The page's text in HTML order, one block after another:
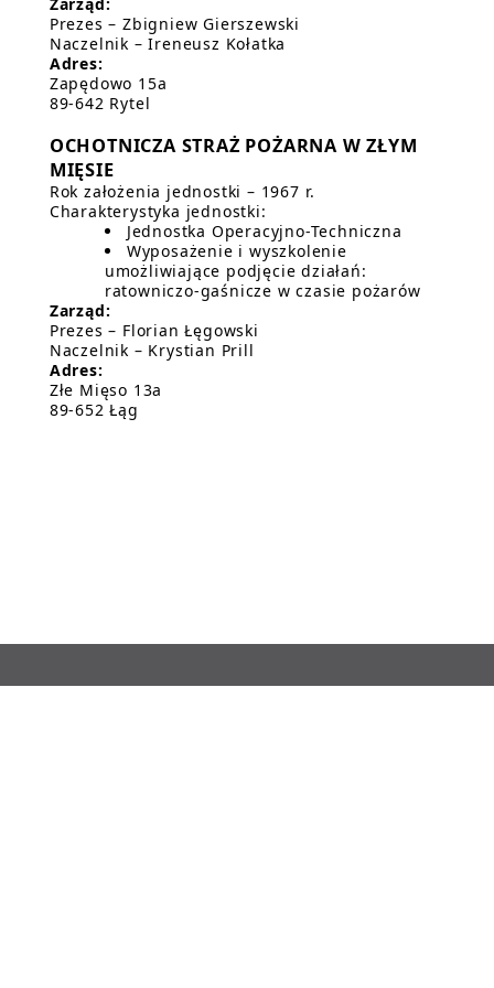
Prezes – Zbigniew Gierszewski
Naczelnik – Ireneusz Kołatka
Adres:
Zapędowo 15a
89-642 Rytel
OCHOTNICZA STRAŻ POŻARNA W ZŁYM
MIĘSIE
Rok założenia jednostki – 1967 r.
Charakterystyka jednostki:
Jednostka Operacyjno-Techniczna
Wyposażenie i wyszkolenie
umożliwiające podjęcie działań:
ratowniczo-gaśnicze w czasie pożarów
Zarząd:
Prezes – Florian Łęgowski
Naczelnik – Krystian Prill
Adres:
Złe Mięso 13a
89-652 Łąg